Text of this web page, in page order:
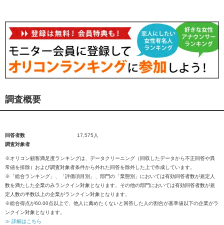
調査概要
回答者数
17,575人
調査対象者
※オリコン顧客満足度ランキングは、データクリーニング（回収したデータから不正回答や異
常値を排除）および調査対象者条件から外れた回答を除外した上で作成しています。
※「総合ランキング」、「評価項目別」、部門の「業態別」においては有効回答者数が規定人
数を満たした企業のみランクイン対象となります。その他の部門においては有効回答者数が規
定人数の半数以上の企業がランクイン対象となります。
※総合得点が60.00点以上で、他人に薦めたくないと回答した人の割合が基準値以下の企業がラ
ンクイン対象となります。
≫ 詳細はこちら